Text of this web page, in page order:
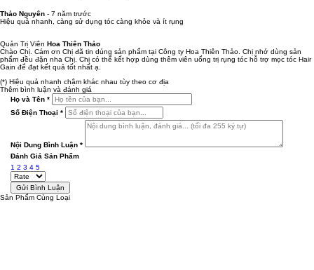
Thảo Nguyên - 7 năm trước
Hiệu quả nhanh, càng sử dụng tóc càng khỏe và ít rụng
Quản Trị Viên Hoa Thiên Thảo
Chào Chị. Cám ơn Chị đã tin dúng sản phẩm tại Công ty Hoa Thiên Thảo. Chị nhớ dùng sản
phẩm đều đặn nha Chị. Chị có thể kết hợp dùng thêm viên uống trị rụng tóc hỗ trợ mọc tóc Hair
Gain để đạt kết quả tốt nhất ạ.
(*) Hiệu quả nhanh chậm khác nhau tùy theo cơ địa
Thêm bình luận và đánh giá
Họ và Tên *
Số Điện Thoại *
Nội Dung Bình Luận *
Đánh Giá Sản Phẩm
1 2 3 4 5
Sản Phẩm Cùng Loại